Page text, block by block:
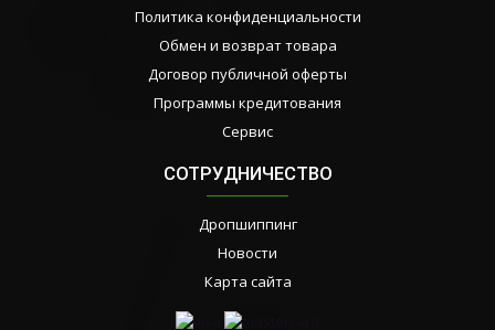
Политика конфиденциальности
Обмен и возврат товара
Договор публичной оферты
Программы кредитования
Сервис
СОТРУДНИЧЕСТВО
Дропшиппинг
Новости
Карта сайта